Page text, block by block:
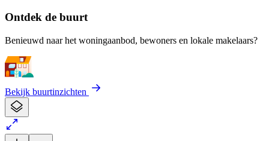
Ontdek de buurt
Benieuwd naar het woningaanbod, bewoners en lokale makelaars?
Bekijk buurtinzichten